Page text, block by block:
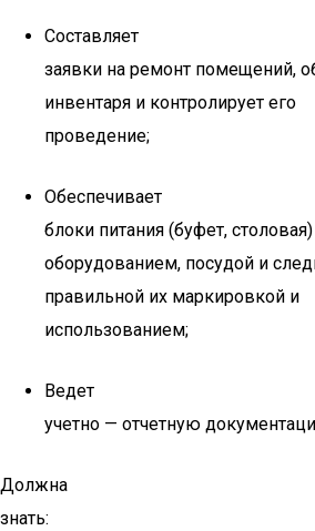
Составляет
заявки на ремонт помещений,
инвентаря и контролирует его
проведение;
Обеспечивает
блоки питания (буфет, столовая)
оборудованием, посудой и
правильной их маркировкой и
использованием;
Ведет
учетно — отчетную
Должна
знать: